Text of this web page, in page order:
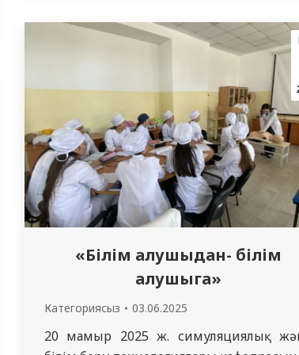
бағытталған. Олимпиада
бірнеше маңызды кезеңдерді
BLITZ сұрақтары •
есептерді шешу • Практикалық
бойынша жарыстар. Олимпиада…
«Білім алушыдан- білім
алушыга»
Категориясыз 03.06.2025
20 мамыр 2025 ж. симуляциялық